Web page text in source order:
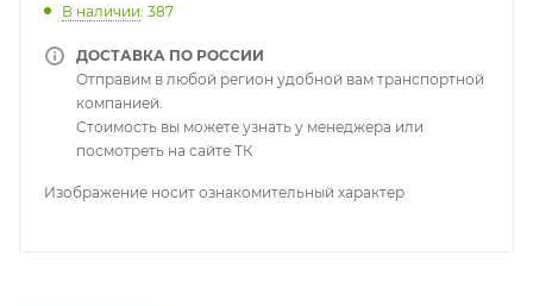
В наличии: 387
ДОСТАВКА ПО РОССИИ
Отправим в любой регион удобной вам транспортной
компанией.
Стоимость вы можете узнать у менеджера или
посмотреть на сайте ТК
Изображение носит ознакомительный характер